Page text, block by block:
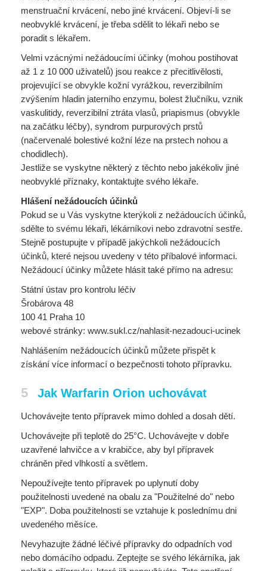
menstruační krvácení, nebo jiné krvácení. Objeví-li se
neobvyklé krvácení, je třeba sdělit to lékaři nebo se
poradit s lékařem.
Velmi vzácnými nežádoucími účinky (mohou postihovat
až 1 z 10 000 uživatelů) jsou reakce z přecitlivělosti,
projevující se obvykle kožní vyrážkou, reverzibilním
zvýšením hladin jaterního enzymu, bolest žlučníku, vznik
vaskulitidy, reverzibilní ztráta vlasů, priapismus (obvykle
na začátku léčby), syndrom purpurových prstů
(načervenalé bolestivé kožní léze na prstech nohou a
chodidlech).
Jestliže se vyskytne některý z těchto nebo jakékoliv jiné
neobvyklé příznaky, kontaktujte svého lékaře.
Hlášení nežádoucích účinků
Pokud se u Vás vyskytne kterýkoli z nežádoucích účinků,
sdělte to svému lékaři, lékárníkovi nebo zdravotní sestře.
Stejně postupujte v případě jakýchkoli nežádoucích
účinků, které nejsou uvedeny v této příbalové informaci.
Nežádoucí účinky můžete hlásit také přímo na adresu:
Státní ústav pro kontrolu léčiv
Šrobárova 48
100 41 Praha 10
webové stránky: www.sukl.cz/nahlasit-nezadouci-ucinek
Nahlášením nežádoucích účinků můžete přispět k
získání více informací o bezpečnosti tohoto přípravku.
5 Jak Warfarin Orion uchovávat
Uchovávejte tento přípravek mimo dohled a dosah dětí.
Uchovávejte při teplotě do 25°C. Uchovávejte v dobře
uzavřené lahvičce a v krabičce, aby byl přípravek
chráněn před vlhkostí a světlem.
Nepoužívejte tento přípravek po uplynutí doby
použitelnosti uvedené na obalu za "Použitelné do" nebo
"EXP". Doba použitelnosti se vztahuje k poslednímu dni
uvedeného měsíce.
Nevyhazujte žádné léčivé přípravky do odpadních vod
nebo domácího odpadu. Zeptejte se svého lékárníka, jak